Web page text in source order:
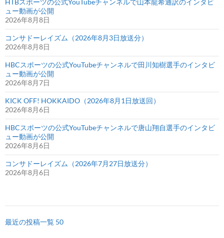
HTBスポーツの公式YouTubeチャンネルで山本龍希通訳のインタビ
ュー動画が公開
2026年8月8日
コンサドーレイズム（2026年8月3日放送分）
2026年8月8日
HBCスポーツの公式YouTubeチャンネルで田川知樹選手のインタビ
ュー動画が公開
2026年8月7日
KICK OFF! HOKKAIDO（2026年8月1日放送回）
2026年8月6日
HBCスポーツの公式YouTubeチャンネルで唐山翔自選手のインタビ
ュー動画が公開
2026年8月6日
コンサドーレイズム（2026年7月27日放送分）
2026年8月6日
最近の投稿一覧 50